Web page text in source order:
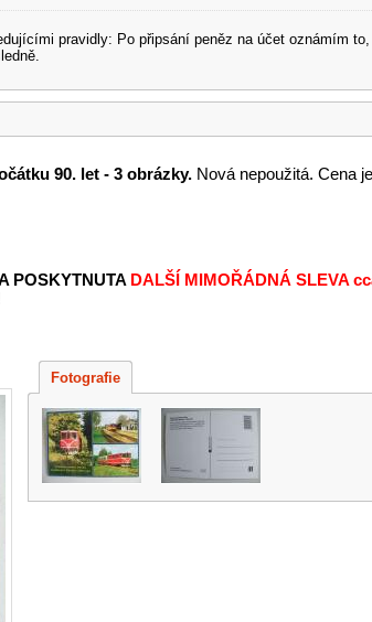
pravidly: Po připsání peněz na účet oznámím
90. let - 3 obrázky. Nová nepoužitá. Cena
POSKYTNUTA DALŠÍ MIMOŘÁDNÁ SLEVA
Fotografie